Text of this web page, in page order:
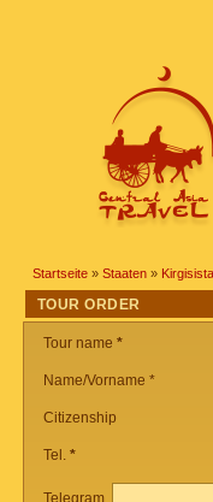
Startseite » Staaten »
TOUR ORDER
Tour name *
Name/Vorname *
Citizenship
Tel. *
Telegram